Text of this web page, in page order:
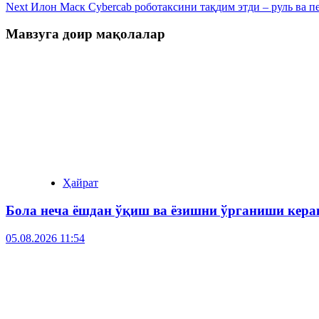
Next Илон Маск Cybercab роботаксини тақдим этди – руль ва
Мавзуга доир мақолалар
Ҳайрат
Бола неча ёшдан ўқиш ва ёзишни ўрганиши
05.08.2026 11:54